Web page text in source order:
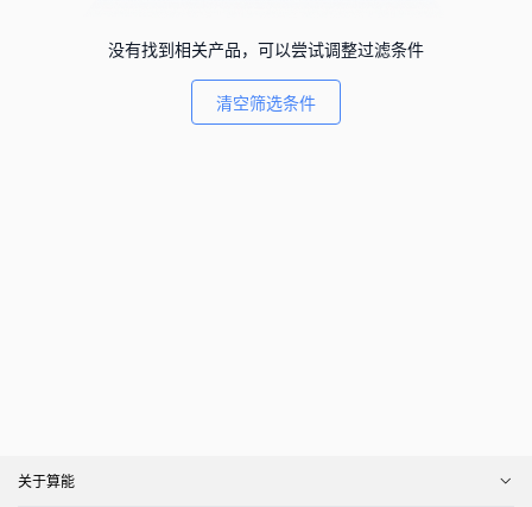
没有找到相关产品，可以尝试调整过滤条件
清空筛选条件
关于算能